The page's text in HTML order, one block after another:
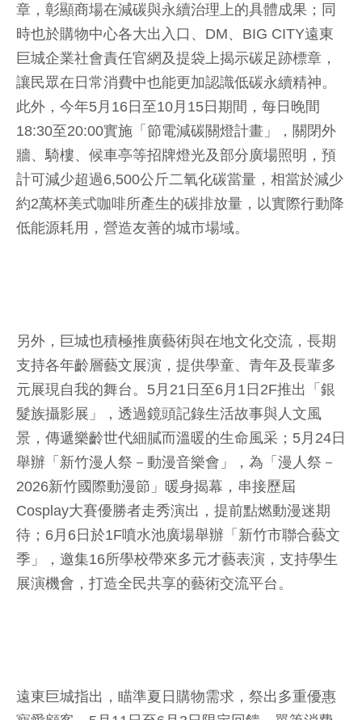
章，彰顯商場在減碳與永續治理上的具體成果；同
時也於購物中心各大出入口、DM、BIG CITY遠東
巨城企業社會責任官網及提袋上揭示碳足跡標章，
讓民眾在日常消費中也能更加認識低碳永續精神。
此外，今年5月16日至10月15日期間，每日晚間
18:30至20:00實施「節電減碳關燈計畫」，關閉外
牆、騎樓、候車亭等招牌燈光及部分廣場照明，預
計可減少超過6,500公斤二氧化碳當量，相當於減少
約2萬杯美式咖啡所產生的碳排放量，以實際行動降
低能源耗用，營造友善的城市場域。
另外，巨城也積極推廣藝術與在地文化交流，長期
支持各年齡層藝文展演，提供學童、青年及長輩多
元展現自我的舞台。5月21日至6月1日2F推出「銀
髮族攝影展」，透過鏡頭記錄生活故事與人文風
景，傳遞樂齡世代細膩而溫暖的生命風采；5月24日
舉辦「新竹漫人祭－動漫音樂會」，為「漫人祭－
2026新竹國際動漫節」暖身揭幕，串接歷屆
Cosplay大賽優勝者走秀演出，提前點燃動漫迷期
待；6月6日於1F噴水池廣場舉辦「新竹市聯合藝文
季」，邀集16所學校帶來多元才藝表演，支持學生
展演機會，打造全民共享的藝術交流平台。
遠東巨城指出，瞄準夏日購物需求，祭出多重優惠